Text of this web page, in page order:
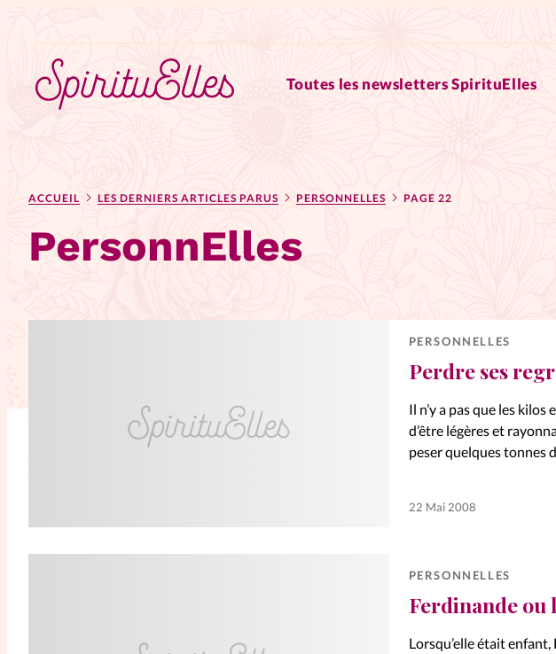
Toutes les newsletters SpirituElles
Actus au féminin
Astuces
Chroniques
Edito
Entre4yeux
L'anecdote
La Bible au féminin
Vive la
ACCUEIL LES DERNIERS ARTICLES PARUS PERSONNELLES PAGE 22
PersonnElles
PERSONNELLES
Perdre ses
Il n’y a pas que les
d’être légères et
peser quelques tonnes
22 Mai 2008
PERSONNELLES
Ferdinande ou
Lorsqu’elle était